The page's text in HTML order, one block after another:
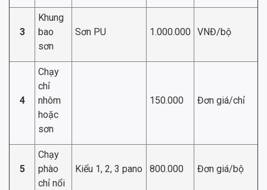
3
Khung
bao
sơn
Sơn PU 1.000.000 VNĐ/bộ
4
Chạy
chỉ
nhôm
hoặc
sơn
150.000 Đơn giá/chỉ
5
Chạy
phào
chỉ nổi
Kiểu 1, 2, 3 pano 800.000 Đơn giá/bộ